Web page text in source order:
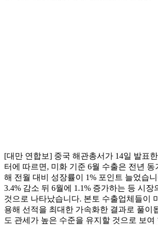
[대만 연합보] 중국 해관총서가 14일 발표
터에 따르면, 미화 기준 6월 수출은 전년 동
해 전월 대비 성장률이 1% 포인트 늘었습
3.4% 감소 뒤 6월에 1.1% 증가하는 등 시
것으로 나타났습니다. 본토 수출업체들이
용해 선적을 최대한 가속화한 결과로 풀이
도 관세가 높은 수준을 유지할 것으로 보여